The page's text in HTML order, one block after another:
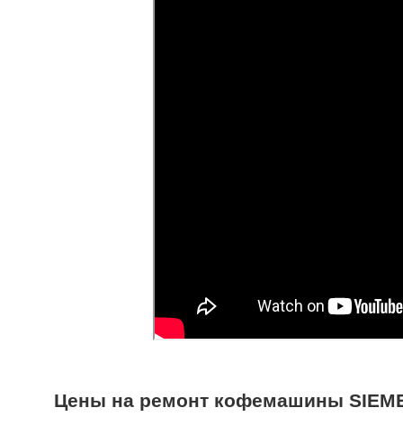
Цены на ремонт кофемашины